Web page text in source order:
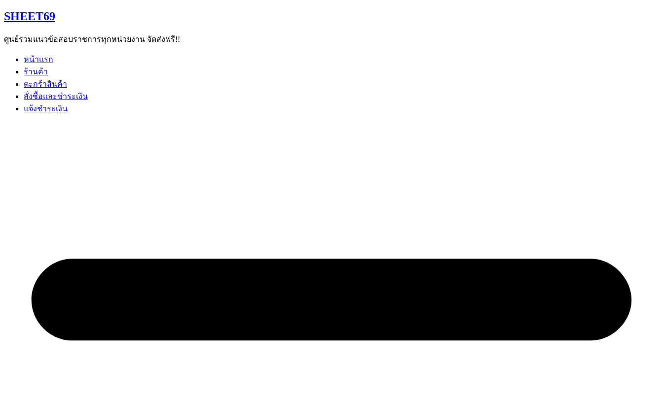
Skip
to
SHEET69
ศูนย์รวมแนวข้อสอบราชการทุกหน่วยงาน จัดส่งฟรี!!
หน้าแรก
ร้านค้า
ตะกร้าสินค้า
สั่งซื้อและชำระเงิน
แจ้งชำระเงิน